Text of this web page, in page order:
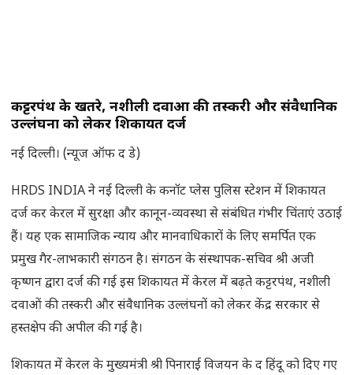
कट्टरपंथ के खतरे, नशीली दवाओं की तस्करी और संवैधानिक
उल्लंघनों को लेकर शिकायत दर्ज
नई दिल्ली। (न्यूज ऑफ द डे)
HRDS INDIA ने नई दिल्ली के कनॉट प्लेस पुलिस स्टेशन में शिकायत
दर्ज कर केरल में सुरक्षा और कानून-व्यवस्था से संबंधित गंभीर चिंताएं उठाई
हैं। यह एक सामाजिक न्याय और मानवाधिकारों के लिए समर्पित एक
प्रमुख गैर-लाभकारी संगठन है। संगठन के संस्थापक-सचिव श्री अजी
कृष्णन द्वारा दर्ज की गई इस शिकायत में केरल में बढ़ते कट्टरपंथ, नशीली
दवाओं की तस्करी और संवैधानिक उल्लंघनों को लेकर केंद्र सरकार से
हस्तक्षेप की अपील की गई है।
शिकायत में केरल के मुख्यमंत्री श्री पिनाराई विजयन के द हिंदू को दिए गए